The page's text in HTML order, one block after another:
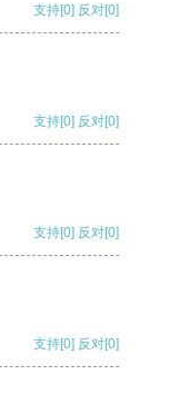
支持[0] 反对[0]
支持[0] 反对[0]
支持[0] 反对[0]
支持[0] 反对[0]